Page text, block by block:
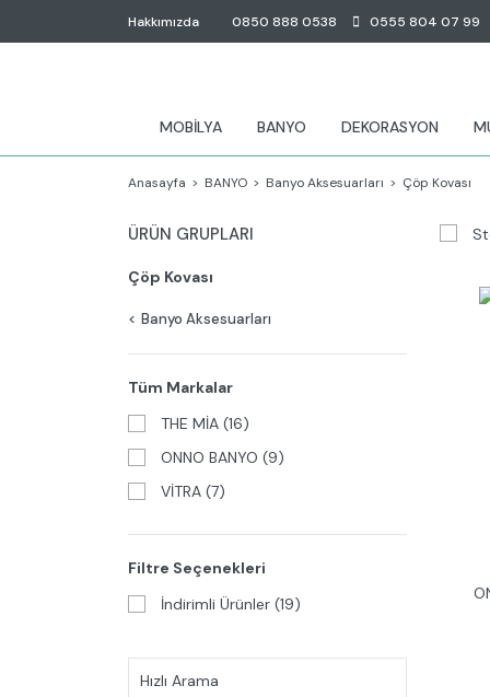
Hakkımızda 0850 888 0538 0555 804 07 99
MOBİLYA BANYO DEKORASYON
Anasayfa BANYO Banyo Aksesuarları Çöp Kovası
ÜRÜN GRUPLARI
Çöp Kovası
Banyo Aksesuarları
Tüm Markalar
THE MİA (16)
ONNO BANYO (9)
VİTRA (7)
Filtre Seçenekleri
İndirimli Ürünler (19)
Hızlı Arama